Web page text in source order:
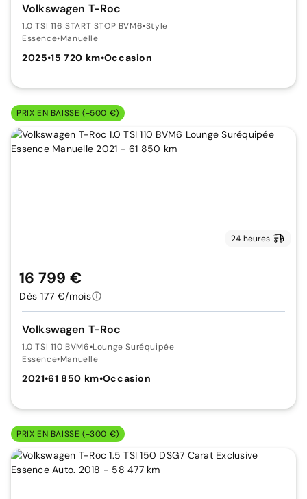
Volkswagen T-Roc
1.0 TSI 116 START STOP BVM6•Style
Essence•Manuelle
2025•15 720 km•Occasion
PRIX EN BAISSE (-500 €)
24 heures
Volkswagen T-Roc
1.0 TSI 110 BVM6•Lounge Suréquipée
Essence•Manuelle
2021•61 850 km•Occasion
16 799 €
Dès 177 €/mois
PRIX EN BAISSE (-300 €)